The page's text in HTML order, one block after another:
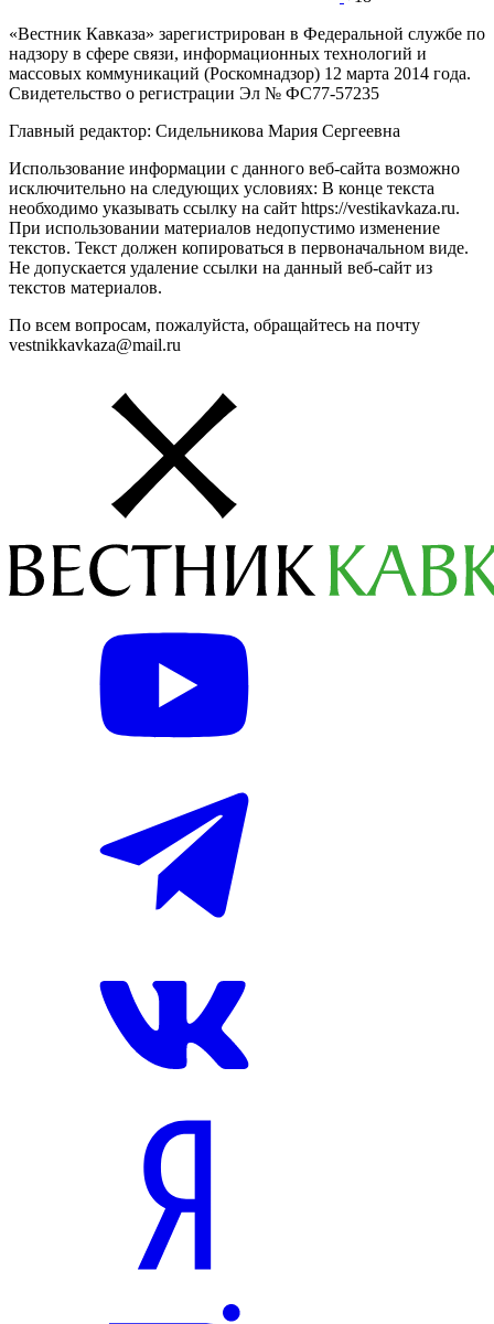
«Вестник Кавказа» зарегистрирован в Федеральной службе по
надзору в сфере связи, информационных технологий и
массовых коммуникаций (Роскомнадзор) 12 марта 2014 года.
Свидетельство о регистрации Эл № ФС77-57235
Главный редактор: Сидельникова Мария Сергеевна
Использование информации с данного веб-сайта возможно
исключительно на следующих условиях: В конце текста
необходимо указывать ссылку на сайт https://vestikavkaza.ru.
При использовании материалов недопустимо изменение
текстов. Текст должен копироваться в первоначальном виде.
Не допускается удаление ссылки на данный веб-сайт из
текстов материалов.
По всем вопросам, пожалуйста, обращайтесь на почту
vestnikkavkaza@mail.ru